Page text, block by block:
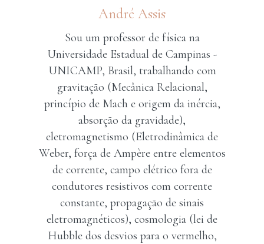
André Assis
Sou um professor de física na
Universidade Estadual de Campinas -
UNICAMP, Brasil, trabalhando com
gravitação (Mecânica Relacional,
princípio de Mach e origem da inércia,
absorção da gravidade),
eletromagnetismo (Eletrodinâmica de
Weber, força de Ampère entre elementos
de corrente, campo elétrico fora de
condutores resistivos com corrente
constante, propagação de sinais
eletromagnéticos), cosmologia (lei de
Hubble dos desvios para o vermelho,